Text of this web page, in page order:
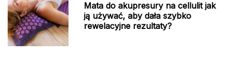
Mata do akupresury na cellulit jak
ją używać, aby dała szybko
rewelacyjne rezultaty?